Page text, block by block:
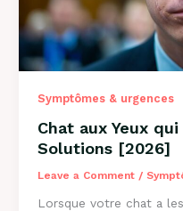
Symptômes & urgences
Chat aux Yeux
Solutions [2026]
Leave a Comment /
Lorsque votre chat a